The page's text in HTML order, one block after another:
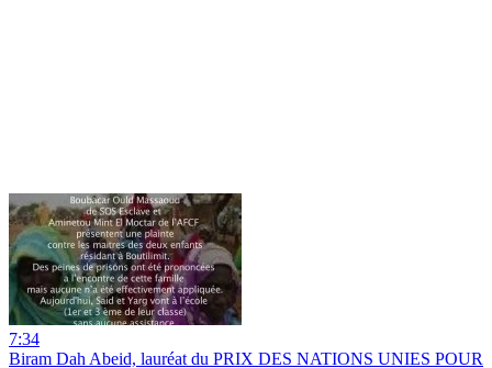
7:34
Biram Dah Abeid, lauréat du PRIX DES NATIONS UNIES POUR